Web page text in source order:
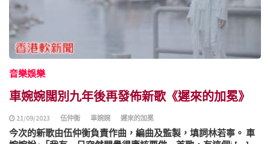
音樂娛樂
車婉婉闊別九年後再發佈新歌《遲來的加冕》
21/09/2023 伍仲衡 車婉婉 遲來的加冕
今次的新歌由伍仲衡負責作曲，編曲及監製，填詞林若寧。 車